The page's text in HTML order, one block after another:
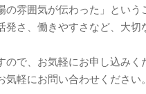
雰囲気が伝わった」とい
発さ、働きやすさなど、大
ので、お気軽にお申し込み
軽にお問い合わせください。